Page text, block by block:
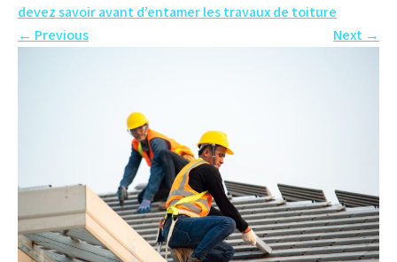
devez savoir avant d’entamer les travaux de toiture
← Previous Next →